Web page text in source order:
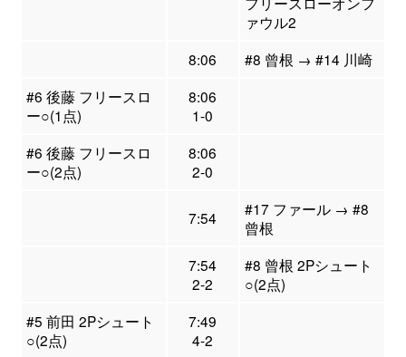
ァウル2
8:06
#8 曾根 → #14 川崎
#6 後藤 フリースロ
ー○(1点)
8:06
1-0
#6 後藤 フリースロ
ー○(2点)
8:06
2-0
7:54
#17 ファール → #8
曾根
7:54
2-2
#8 曾根 2Pシュート
○(2点)
#5 前田 2Pシュート
○(2点)
7:49
4-2